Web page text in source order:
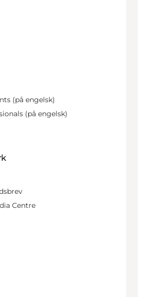
(på engelsk)
(på engelsk)
Centre